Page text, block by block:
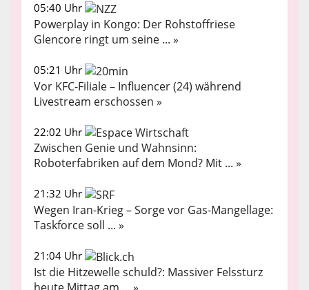
05:40 Uhr
Powerplay in Kongo: Der Rohstoffriese
Glencore ringt um seine ... »
05:21 Uhr
Vor KFC-Filiale – Influencer (24) während
Livestream erschossen »
22:02 Uhr
Zwischen Genie und Wahnsinn:
Roboterfabriken auf dem Mond? Mit ... »
21:32 Uhr
Wegen Iran-Krieg – Sorge vor Gas-Mangellage:
Taskforce soll ... »
21:04 Uhr
Ist die Hitzewelle schuld?: Massiver Felssturz